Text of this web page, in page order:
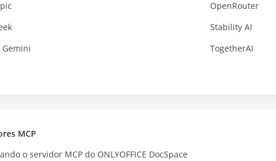
Gemini
OpenRouter
Stability AI
TogetherAI
MCP
o servidor MCP do ONLYOFFICE DocSpace